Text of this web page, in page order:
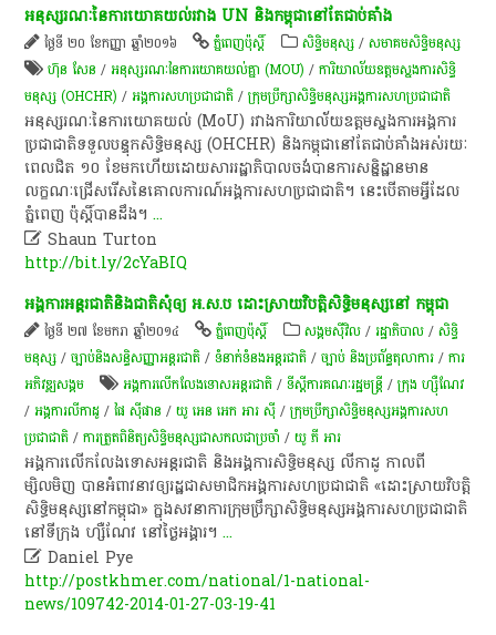
អនុស្សរណៈ​នៃ​ការ​យោគយល់​រវាង UN និង​កម្ពុជា​នៅ​តែ​ជាប់​គាំង
ថ្ងៃទី ២០ ខែកញ្ញា ឆ្នាំ២០១៦ ភ្នំពេញប៉ុស្តិ៍ សិទ្ធិមនុស្ស /សមាគមសិទ្ធិមនុស្ស
ហ៊ុន សែន /អនុស្សរណៈនៃការយោគយល់គ្នា (MOU) /ការិយាល័យឧត្តមស្នងការសិទ្ធិ
មនុស្ស (OHCHR) /អង្គការសហប្រជាជាតិ /ក្រុម​ប្រឹក្សា​សិទ្ធិ​មនុស្ស​អង្គការ​សហ​ប្រជាជាតិ
អនុស្សរណៈនៃការយោគយល់ (MoU) រវាងការិយាល័យឧត្តមស្នងការអង្គការ
ប្រជាជាតិទទួលបន្ទុកសិទ្ធិមនុស្ស (OHCHR) និងកម្ពុជានៅតែជាប់គាំងអស់រយៈ
ពេលជិត ១០ ខែមកហើយដោយសាររដ្ឋាភិបាលចង់បានការសន្និដ្ឋានមាន
លក្ខណៈជ្រើសរើសនៃគោលការណ៍អង្គការសហប្រជាជាតិ។ នេះបើតាមអ្វីដែល
ភ្នំពេញ ប៉ុស្តិ៍បានដឹង។...
 Shaun Turton
http://bit.ly/2cYaBIQ
អង្គការ​អន្តរជាតិ​និង​ជាតិ​សុំ​ឲ្យ​ អ​.​ស​.​ប​ ដោះស្រាយ​វិបត្តិ​សិទ្ធិ​មនុស្ស​នៅ​ កម្ពុជា​
ថ្ងៃទី ២៧ ខែមករា ឆ្នាំ២០១៤ ភ្នំពេញប៉ុស្តិ៍ សង្គមស៊ីវិល /រដ្ឋាភិបាល /សិទ្ធិ
មនុស្ស /ច្បាប់និងសន្ធិសញ្ញាអន្តរជាតិ /ទំនាក់ទំនងអន្តរជាតិ /ច្បាប់ និងប្រព័ន្ធតុលាការ /ការ​
អភិវឌ្ឍ​សង្គម
អង្គការ​លើក​លែង​ទោស​អន្តរជាតិ /ទីស្តីការគណៈរដ្ឋមន្រ្តី /ក្រុង ហ្ស៊ឺណែវ
/អង្គការលីកាដូ /ផៃ ស៊ីផាន /យូ អេន អេក អារ ស៊ី /ក្រុម​ប្រឹក្សា​សិទ្ធិ​មនុស្ស​អង្គការ​សហ​
ប្រជាជាតិ/ការ​ត្រួត​ពិនិត្យ​សិទ្ធិ​មនុស្ស​ជា​សកល​ជា​ប្រចាំ /យូ ភី អារ
អង្គការ​លើកលែងទោស​អន្តរជាតិ​ និង​អង្គការ​សិ​ទិ្ធ​មនុស្ស​ លី​កាដូ​ កាលពី​
ម្សិលមិញ​ បាន​អំពាវនាវ​ឲ្យ​រដ្ឋ​ជា​សមាជិក​អង្គការសហប្រជាជាតិ​ «​ដោះស្រាយ​វិ​ប​តិ្ត​
សិ​ទិ្ធ​មនុស្ស​នៅ​កម្ពុជា​»​ ក្នុង​សវនាការ​ក្រុមប្រឹក្សា​សិ​ទិ្ធ​មនុស្ស​អង្គការសហប្រជាជាតិ​
នៅ​ទីក្រុង​ ហ្សឺ​ណែវ​ នៅ​ថ្ងៃ​អង្គារ​។...
 Daniel Pye
http://postkhmer.com/national/1-national-
news/109742-2014-01-27-03-19-41